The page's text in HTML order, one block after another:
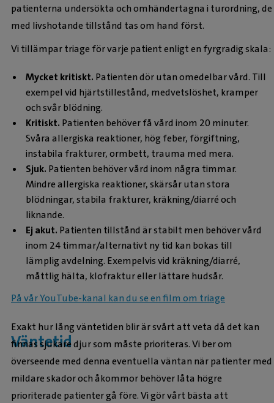
patienterna undersökta och omhändertagna i turordning, de
med livshotande tillstånd tas om hand först.
Vi tillämpar triage för varje patient enligt en fyrgradig skala:
Mycket kritiskt. Patienten dör utan omedelbar vård. Till
exempel vid hjärtstillestånd, medvetslöshet, kramper
och svår blödning.
Kritiskt. Patienten behöver få vård inom 20 minuter.
Svåra allergiska reaktioner, hög feber, förgiftning,
instabila frakturer, ormbett, trauma med mera.
Sjuk. Patienten behöver vård inom några timmar.
Mindre allergiska reaktioner, skärsår utan stora
blödningar, stabila frakturer, kräkning/diarré och
liknande.
Ej akut. Patienten tillstånd är stabilt men behöver vård
inom 24 timmar/alternativt ny tid kan bokas till
lämplig avdelning. Exempelvis vid kräkning/diarré,
måttlig hälta, klofraktur eller lättare hudsår.
På vår YouTube-kanal kan du se en film om triage
Väntetid
Exakt hur lång väntetiden blir är svårt att veta då det kan
finnas sjukare djur som måste prioriteras. Vi ber om
överseende med denna eventuella väntan när patienter med
mildare skador och åkommor behöver låta högre
prioriterade patienter gå före. Vi gör vårt bästa att